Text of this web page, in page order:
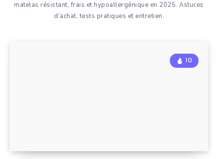
matelas résistant, frais et hypoallergénique en 2025. Astuces
d’achat, tests pratiques et entretien.
10